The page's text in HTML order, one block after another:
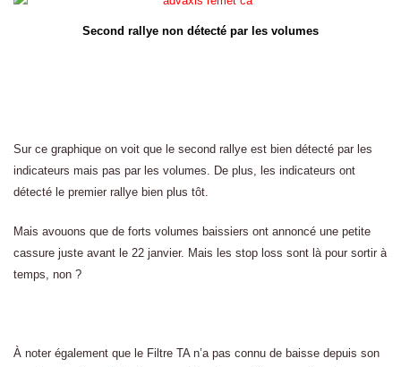
Second rallye non détecté par les volumes
Sur ce graphique on voit que le second rallye est bien détecté par les
indicateurs mais pas par les volumes. De plus, les indicateurs ont
détecté le premier rallye bien plus tôt.
Mais avouons que de forts volumes baissiers ont annoncé une petite
cassure juste avant le 22 janvier. Mais les stop loss sont là pour sortir à
temps, non ?
À noter également que le Filtre TA n’a pas connu de baisse depuis son